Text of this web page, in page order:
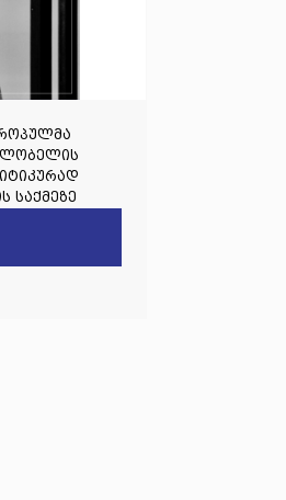
საქმეზე